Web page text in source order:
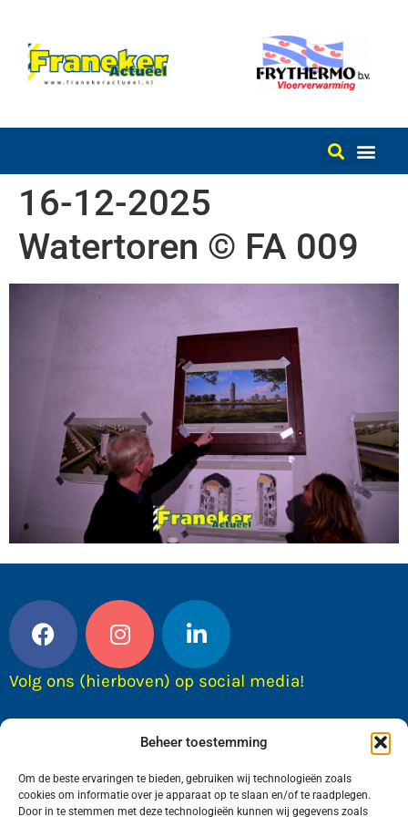
Beheer toestemming
Om de beste ervaringen te bieden, gebruiken wij technologieën zoals
cookies om informatie over je apparaat op te slaan en/of te raadplegen.
Door in te stemmen met deze technologieën kunnen wij gegevens zoals
16-12-2025
Watertoren © FA 009
Volg ons (hierboven) op social media!